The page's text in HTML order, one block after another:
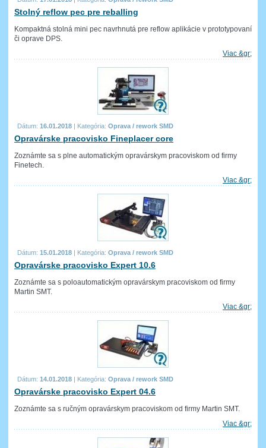
Stolný reflow pec pre reballing
Kompaktná stolná mini pec navrhnutá pre reflow aplikácie v prototypovaní
či oprave DPS.
Viac &gr;
Dátum: 16.01.2018 Kategória: Oprava / rework SMD
Opravárske pracovisko Fineplacer core
Zoznámte sa s plne automatickým opravárskym pracoviskom od firmy
Finetech.
Viac &gr;
Dátum: 15.01.2018 Kategória: Oprava / rework SMD
Opravárske pracovisko Expert 10.6
Zoznámte sa s poloautomatickým opravárskym pracoviskom od firmy
Martin SMT.
Viac &gr;
Dátum: 14.01.2018 Kategória: Oprava / rework SMD
Opravárske pracovisko Expert 04.6
Zoznámte sa s ručným opravárskym pracoviskom od firmy Martin SMT.
Viac &gr;